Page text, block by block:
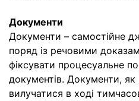
Документи
Документи – самостійне
поряд із речовими
фіксувати процесуальне
документів. Документи,
вилучатися в ході